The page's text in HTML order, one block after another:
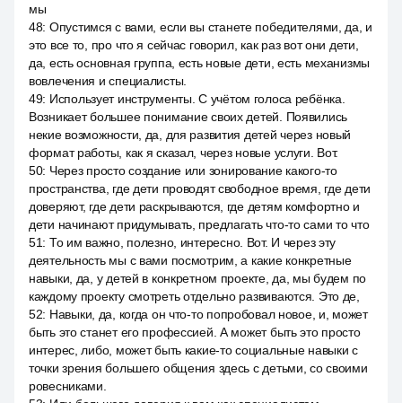
мы
48: Опустимся с вами, если вы станете победителями, да, и
это все то, про что я сейчас говорил, как раз вот они дети,
да, есть основная группа, есть новые дети, есть механизмы
вовлечения и специалисты.
49: Использует инструменты. С учётом голоса ребёнка.
Возникает большее понимание своих детей. Появились
некие возможности, да, для развития детей через новый
формат работы, как я сказал, через новые услуги. Вот.
50: Через просто создание или зонирование какого-то
пространства, где дети проводят свободное время, где дети
доверяют, где дети раскрываются, где детям комфортно и
дети начинают придумывать, предлагать что-то сами то что
51: То им важно, полезно, интересно. Вот. И через эту
деятельность мы с вами посмотрим, а какие конкретные
навыки, да, у детей в конкретном проекте, да, мы будем по
каждому проекту смотреть отдельно развиваются. Это де,
52: Навыки, да, когда он что-то попробовал новое, и, может
быть это станет его профессией. А может быть это просто
интерес, либо, может быть какие-то социальные навыки с
точки зрения большего общения здесь с детьми, со своими
ровесниками.